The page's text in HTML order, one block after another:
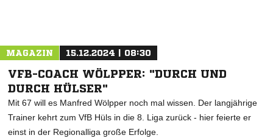
MAGAZIN 15.12.2024 | 08:30
VFB-COACH WÖLPPER: "DURCH UND
DURCH HÜLSER"
Mit 67 will es Manfred Wölpper noch mal wissen. Der langjährige
Trainer kehrt zum VfB Hüls in die 8. Liga zurück - hier feierte er
einst in der Regionalliga große Erfolge.